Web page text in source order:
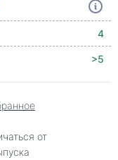
4
>5
от